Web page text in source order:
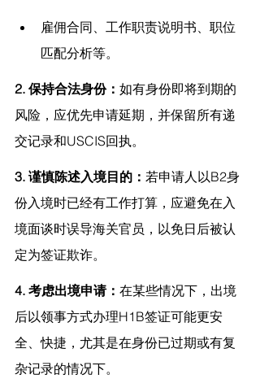
雇佣合同、工作职责说明书、职位
匹配分析等。
2. 保持合法身份： 如有身份即将到期的
风险，应优先申请延期，并保留所有递
交记录和USCIS回执。
3. 谨慎陈述入境目的： 若申请人以B2身
份入境时已经有工作打算，应避免在入
境面谈时误导海关官员，以免日后被认
定为签证欺诈。
4. 考虑出境申请： 在某些情况下，出境
后以领事方式办理H1B签证可能更安
全、快捷，尤其是在身份已过期或有复
杂记录的情况下。